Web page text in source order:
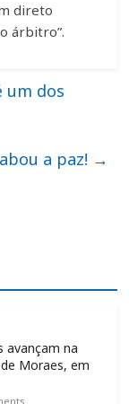
direto
árbitro”.
um dos
a paz! →
avançam na
Moraes, em